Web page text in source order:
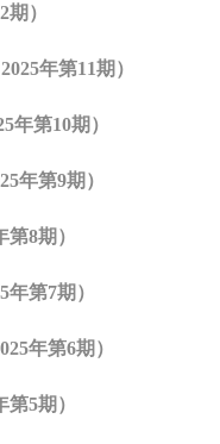
）
年第11期）
年第10期）
年第9期）
8期）
第7期）
年第6期）
5期）